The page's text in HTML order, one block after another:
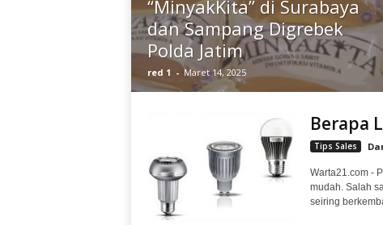
“MinyakKita” di Surabaya
dan Sampang Digrebek
Polda Jatim
red 1 - Maret 14, 2025
Berapa
Tips Sales
Warta21.com -
mudah. Salah
seiring